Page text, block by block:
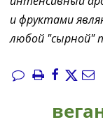
и фруктами
любой "сырной"